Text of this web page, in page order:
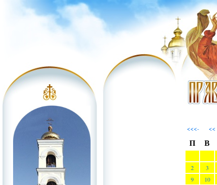
<<<- <<
П
В
2
3
9
10